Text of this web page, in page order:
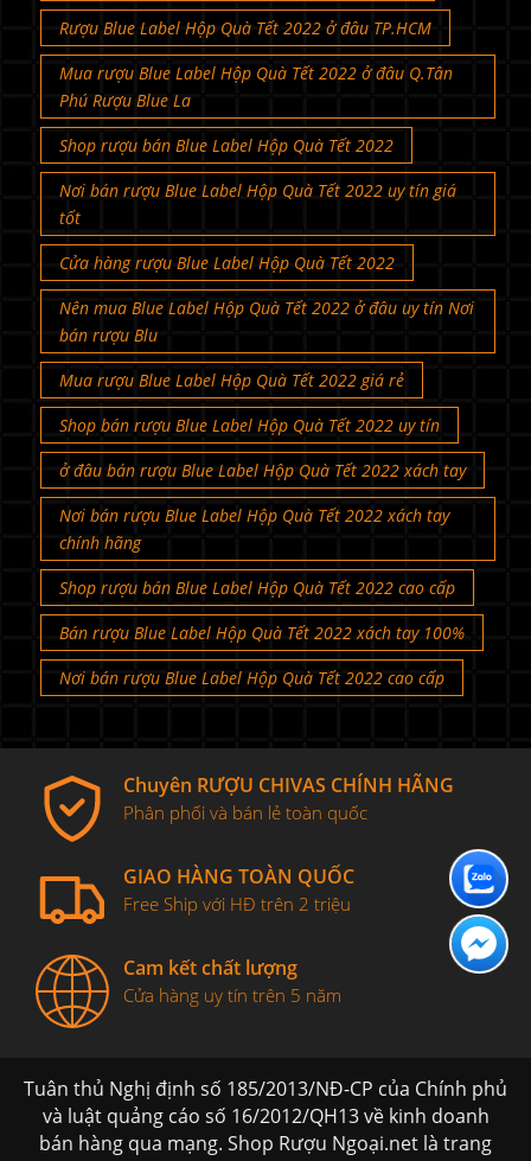
Rượu Blue Label Hộp Quà Tết 2022 ở đâu TP.HCM
Mua rượu Blue Label Hộp Quà Tết 2022 ở đâu Q.Tân
Phú Rượu Blue La
Shop rượu bán Blue Label Hộp Quà Tết 2022
Nơi bán rượu Blue Label Hộp Quà Tết 2022 uy tín giá
tốt
Cửa hàng rượu Blue Label Hộp Quà Tết 2022
Nên mua Blue Label Hộp Quà Tết 2022 ở đâu uy tín Nơi
bán rượu Blu
Mua rượu Blue Label Hộp Quà Tết 2022 giá rẻ
Shop bán rượu Blue Label Hộp Quà Tết 2022 uy tín
ở đâu bán rượu Blue Label Hộp Quà Tết 2022 xách tay
Nơi bán rượu Blue Label Hộp Quà Tết 2022 xách tay
chính hãng
Shop rượu bán Blue Label Hộp Quà Tết 2022 cao cấp
Bán rượu Blue Label Hộp Quà Tết 2022 xách tay 100%
Nơi bán rượu Blue Label Hộp Quà Tết 2022 cao cấp
Chuyên RƯỢU CHIVAS CHÍNH HÃNG
Phân phối và bán lẻ toàn quốc
GIAO HÀNG TOÀN QUỐC
Free Ship với HĐ trên 2 triệu
Cam kết chất lượng
Cửa hàng uy tín trên 5 năm
Tuân thủ Nghị định số 185/2013/NĐ-CP của Chính phủ
và luật quảng cáo số 16/2012/QH13 về kinh doanh
bán hàng qua mạng. Shop Rượu Ngoại.net là trang